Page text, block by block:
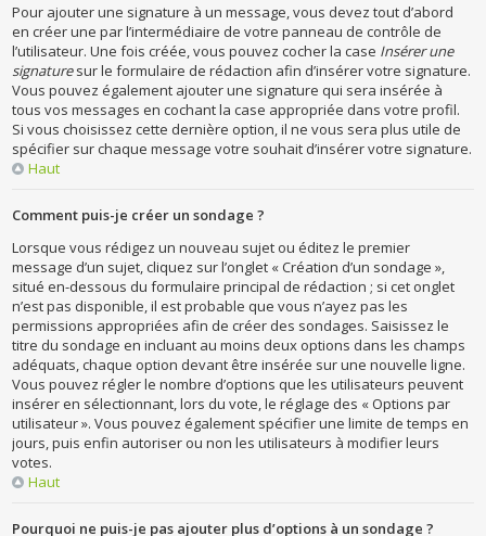
Pour ajouter une signature à un message, vous devez tout d’abord
en créer une par l’intermédiaire de votre panneau de contrôle de
l’utilisateur. Une fois créée, vous pouvez cocher la case Insérer une
signaturesur le formulaire de rédaction afin d’insérer votre signature.
Vous pouvez également ajouter une signature qui sera insérée à
tous vos messages en cochant la case appropriée dans votre profil.
Si vous choisissez cette dernière option, il ne vous sera plus utile de
spécifier sur chaque message votre souhait d’insérer votre signature.
Haut
Comment puis-je créer un sondage ?
Lorsque vous rédigez un nouveau sujet ou éditez le premier
message d’un sujet, cliquez sur l’onglet « Création d’un sondage »,
situé en-dessous du formulaire principal de rédaction ; si cet onglet
n’est pas disponible, il est probable que vous n’ayez pas les
permissions appropriées afin de créer des sondages. Saisissez le
titre du sondage en incluant au moins deux options dans les champs
adéquats, chaque option devant être insérée sur une nouvelle ligne.
Vous pouvez régler le nombre d’options que les utilisateurs peuvent
insérer en sélectionnant, lors du vote, le réglage des « Options par
utilisateur ». Vous pouvez également spécifier une limite de temps en
jours, puis enfin autoriser ou non les utilisateurs à modifier leurs
votes.
Haut
Pourquoi ne puis-je pas ajouter plus d’options à un sondage ?